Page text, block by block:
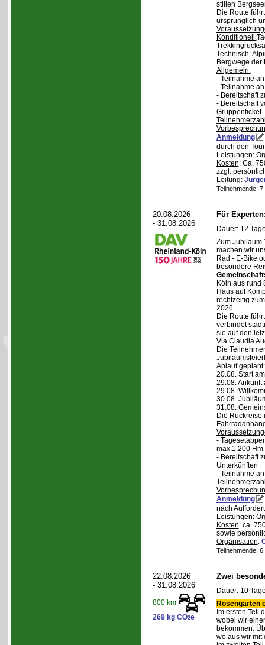
stillen
Die Route
ursprünglich
Konditionell:
Technisch:
Bergwege
Allgemein:
- Teilnahme
- Teilnahme
- Bereitschaft
- Bereitschaft
Gruppenticket.
Anmeldung
durch den
Leistungen:
Kosten: Ca.
zzgl.
Leitung:
Teilnehmende:
20.08.2026
- 31.08.2026
Für
Dauer: 12
Zum Jubiläum
machen wir
Rad - E-Bike
besondere
Köln aus rund
Haus auf
rechtzeitig
2026.
Die Route
verbindet
sie auf den
Via Claudia
Die
Ablauf geplant:
20.08. Start
29.08. Ankunft
29.08.
30.08.
31.08.
Die Rückreise
-
max.1.200 Hm
- Bereitschaft
Unterkünften
- Teilnahme
Anmeldung
nach
Leistungen:
Kosten: ca.
sowie
Organisation:
Teilnehmende:
22.08.2026
- 31.08.2026
800 km
269 kg CO2e
Zwei
Dauer: 10
Rosengarten
Im ersten Teil
wobei wir
bekommen.
wo aus wir mit